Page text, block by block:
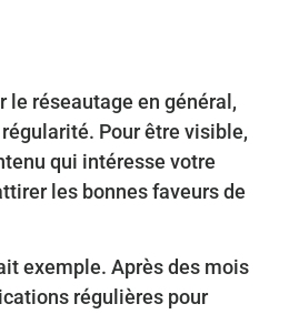
le réseautage en général,
Pour être visible,
qui intéresse votre
les bonnes faveurs de
exemple. Après des mois
régulières pour